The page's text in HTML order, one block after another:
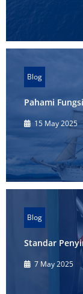
Blog
Pahami
15 May 2025
Blog
Standar
7 May 2025